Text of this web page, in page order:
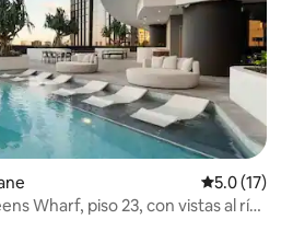
Calificación
5.0 (17)
Wharf, piso 23, con vistas al río